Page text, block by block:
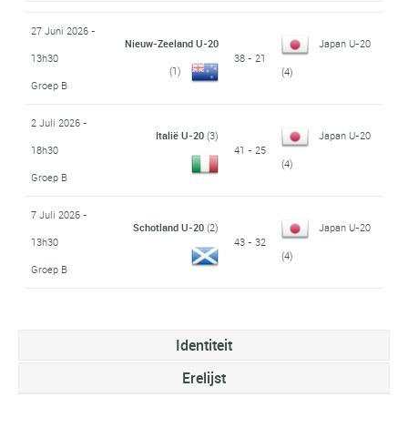
27 Juni 2026 -
13h30
Groep B
Nieuw-Zeeland U-20
(1)
38 - 21
Japan U-20
(4)
2 Juli 2026 -
18h30
Groep B
Italië U-20(3)
41 - 25
Japan U-20
(4)
7 Juli 2026 -
13h30
Groep B
Schotland U-20(2)
43 - 32
Japan U-20
(4)
Identiteit
Erelijst